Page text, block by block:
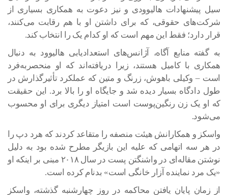
سیل پیشنهادات هالیوودی و نیز دعوت به همکاری بسیاری از
شرکت‌های حقوقی، که برای داشتن او با هم رقابت می‌کنند،
قرار دارد؛ فقط این مهم است که او کدام یک را انتخاب کند.
به گفته منابع آگاه، آژانس‌های استعدادیابی هالیوود به دنبال
همکاری با کامیل هستند، زیرا دریافته‌اند که او منحصربه‌فرد
است – وکیلی باهوش، زرنگ و متین که عملکرد تأثیرگذارش در
طول دادگاه بسیار دیده شد و جایگاه او را بالا برد. این حقیقت
که او یک زن رنگین‌پوست است امتیاز دیگری برای او محسوب
می‌شود.
واسکز و همکارانش هیئت منصفه را متقاعد کردند که هرد دپ را
در هر سه اتهامی که علیه این بازیگر مطرح شده بود به دلیل
نوشتن مقاله‌ای در واشنگتن پست در سال ۲۰۱۸ مبنی بر اینکه او
«یک مرد نماینده آزار خانگی است» بدنام کرده است.
از زمان پایان یافتن محاکمه در روز چهارشنبه گذشته، واسکز